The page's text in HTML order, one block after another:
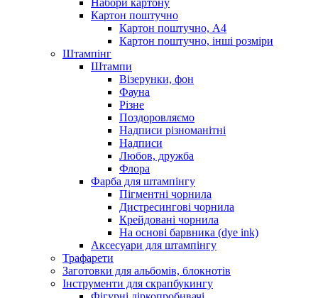
Картон поштучно
Картон поштучно, А4
Картон поштучно, інші розміри
Штампінг
Штампи
Візерунки, фон
Фауна
Різне
Поздоровляємо
Надписи різноманітні
Надписи
Любов, дружба
Флора
Фарба для штампінгу
Пігментні чорнила
Дистресингові чорнила
Крейдовані чорнила
На основі барвника (dye ink)
Аксесуари для штампінгу
Трафарети
Заготовки для альбомів, блокнотів
Інструменти для скрапбукингу